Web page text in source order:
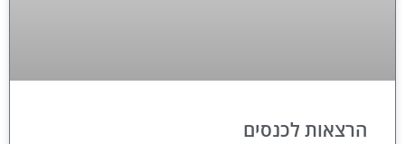
הרצאות לכנסים